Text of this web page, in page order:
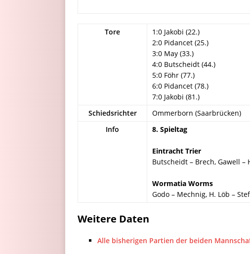
Tore
1:0 Jakobi (22.)
2:0 Pidancet (25.)
3:0 May (33.)
4:0 Butscheidt (44.)
5:0 Föhr (77.)
6:0 Pidancet (78.)
7:0 Jakobi (81.)
Schiedsrichter
Ommerborn (Saarbrücken)
Info
8. Spieltag
Eintracht Trier
Butscheidt – Brech, Gawell –
Wormatia Worms
Godo – Mechnig, H. Löb –
Weitere Daten
Alle bisherigen Partien der beiden